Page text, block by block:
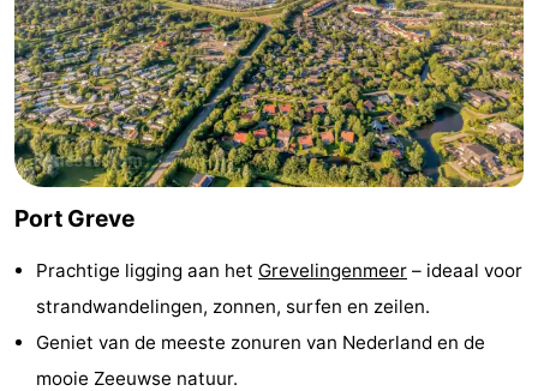
Port
Greve
-
Port
Zélande
-
Resort
Haamstede
-
Résidence
Hof
Schouwen
Schouwse
Valleien
Soeten
Port Greve
Prachtige ligging aan het Grevelingenmeer – ideaal voor
strandwandelingen, zonnen, surfen en zeilen.
Geniet van de meeste zonuren van Nederland en de
mooie Zeeuwse natuur.